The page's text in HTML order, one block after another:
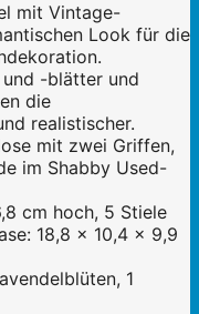
mit Vintage-
Look für die
und -blätter und
die
realistischer.
mit zwei Griffen,
im Shabby Used-
cm hoch, 5 Stiele
18,8 x 10,4 x 9,9
1